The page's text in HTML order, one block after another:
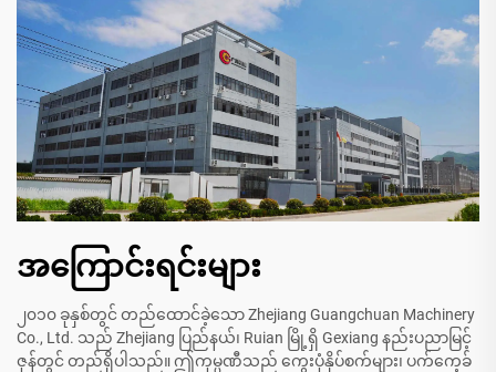
အကြောင်းရင်းများ
၂၀၁၀ ခုနှစ်တွင် တည်ထောင်ခဲ့သော Zhejiang Guangchuan Machinery
Co., Ltd. သည် Zhejiang ပြည်နယ်၊ Ruian မြို့ရှိ Gexiang နည်းပညာမြင့်
ဇုန်တွင် တည်ရှိပါသည်။ ဤကုမ္ပဏီသည် ကွေးပုံနှိပ်စက်များ၊ ပက်ကေ့ခ်